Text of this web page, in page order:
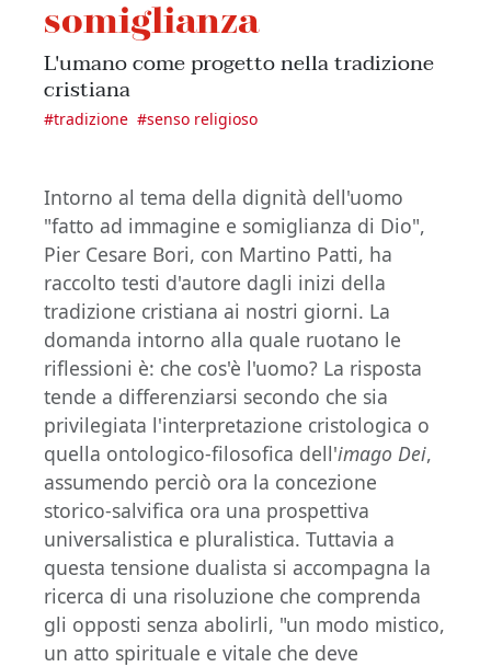
somiglianza
L'umano come progetto nella tradizione
cristiana
#tradizione #senso religioso
Intorno al tema della dignità dell'uomo
"fatto ad immagine e somiglianza di Dio",
Pier Cesare Bori, con Martino Patti, ha
raccolto testi d'autore dagli inizi della
tradizione cristiana ai nostri giorni. La
domanda intorno alla quale ruotano le
riflessioni è: che cos'è l'uomo? La risposta
tende a differenziarsi secondo che sia
privilegiata l'interpretazione cristologica o
quella ontologico-filosofica dell'imago Dei,
assumendo perciò ora la concezione
storico-salvifica ora una prospettiva
universalistica e pluralistica. Tuttavia a
questa tensione dualista si accompagna la
ricerca di una risoluzione che comprenda
gli opposti senza abolirli, "un modo mistico,
un atto spirituale e vitale che deve